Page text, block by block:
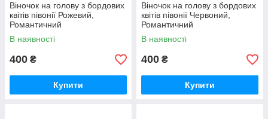
Віночок на голову з бордових
квітів півонії Рожевий,
Романтичний
В наявності
400 ₴
Купити
Віночок на голову з бордових
квітів півонії Червоний,
Романтичний
В наявності
400 ₴
Купити